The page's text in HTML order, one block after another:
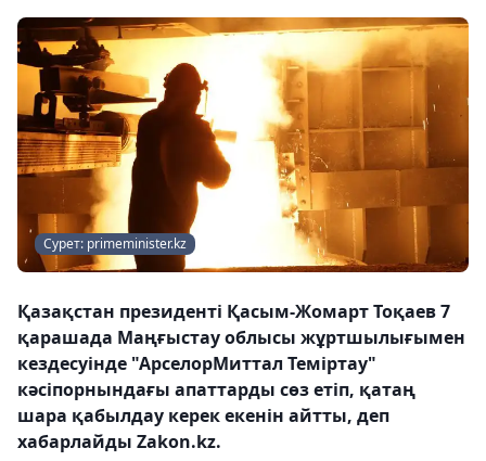
Сурет: primeminister.kz
Қазақстан президенті Қасым-Жомарт Тоқаев 7
қарашада Маңғыстау облысы жұртшылығымен
кездесуінде "АрселорМиттал Теміртау"
кәсіпорнындағы апаттарды сөз етіп, қатаң
шара қабылдау керек екенін айтты, деп
хабарлайды Zakon.kz.